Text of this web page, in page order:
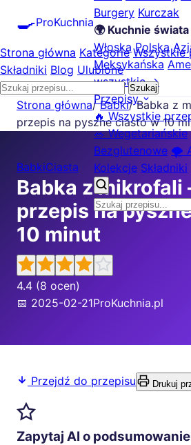
🍳ProKuchnia
Burgery Kurczak
🌍 Kuchnie świata
Włoska Polska
Meksykańska
wszystkie →
Przepisy
🔥 Wszystkie
🥗 Wegetariańskie
Bezglutenowe 🌪️
Kolekcje Składniki
Strona główna Kategorie Wszystkie
Składniki Blog Ulubione
Szukaj
Strona główna/ Babki/ Babka z
przepis na pyszne ciasto w 10
BabkiCiasta
Babka z mikrofali
przepis na
10 minut
4.4 (8 ocen)
📅 2025-02-21ProKuchnia.pl
Przejdź do przepisu Drukuj
Zapytaj AI o podsumowanie